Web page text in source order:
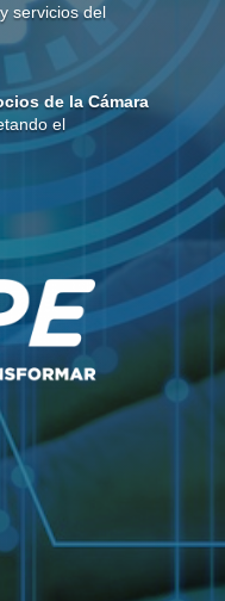
servicios del
de la Cámara
el